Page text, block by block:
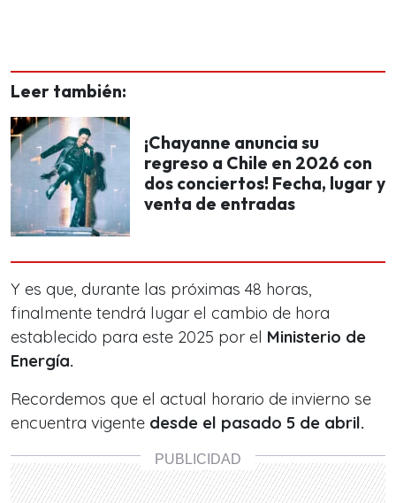
Leer también:
¡Chayanne anuncia su
regreso a Chile en 2026 con
dos conciertos! Fecha, lugar y
venta de entradas
Y es que, durante las próximas 48 horas,
finalmente tendrá lugar el cambio de hora
establecido para este 2025 por el Ministerio de
Energía.
Recordemos que el actual horario de invierno se
encuentra vigente desde el pasado 5 de abril.